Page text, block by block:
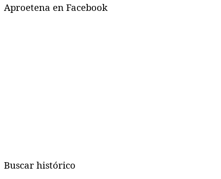
Aproetena en Facebook
Buscar histórico